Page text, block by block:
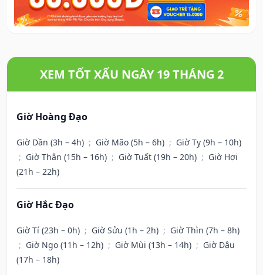
XEM TỐT XẤU NGÀY 19 THÁNG 2
Giờ Hoàng Đạo
Giờ Dần (3h – 4h) ; Giờ Mão (5h – 6h) ; Giờ Tỵ (9h – 10h)
; Giờ Thân (15h – 16h) ; Giờ Tuất (19h – 20h) ; Giờ Hợi
(21h – 22h)
Giờ Hắc Đạo
Giờ Tí (23h – 0h) ; Giờ Sửu (1h – 2h) ; Giờ Thìn (7h – 8h)
; Giờ Ngọ (11h – 12h) ; Giờ Mùi (13h – 14h) ; Giờ Dậu
(17h – 18h)